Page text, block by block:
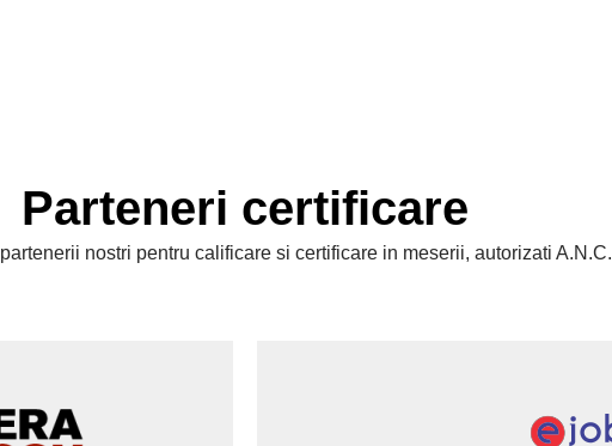
Parteneri certificare
nostri pentru calificare si certificare in meserii, autorizati A.N.C.